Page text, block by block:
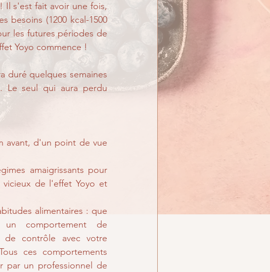
s'est fait avoir une fois,
besoins (1200 kcal-1500
les futures périodes de
Yoyo commence !
duré quelques semaines
Le seul qui aura perdu
avant, d'un point de vue
amaigrissants pour
de l'effet Yoyo et
alimentaires : que
un comportement de
de contrôle avec votre
ces comportements
par un professionnel de